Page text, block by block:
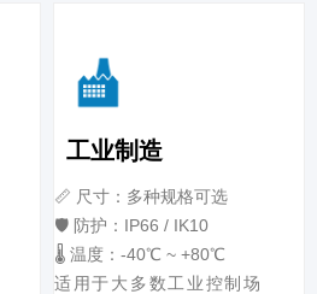
工业制造
📏 尺寸：多种规格可选
🛡️ 防护：IP66 / IK10
🌡️ 温度：-40℃ ~ +80℃
适用于大多数工业控制场